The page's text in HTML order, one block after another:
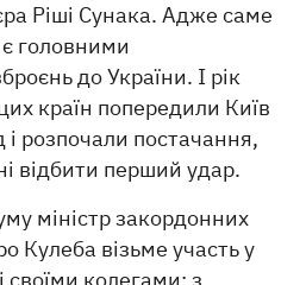
Ріші Сунака. Адже саме
головними
до України. І рік
країн попередили Київ
розпочали постачання,
відбити перший удар.
міністр закордонних
Кулеба візьме участь у